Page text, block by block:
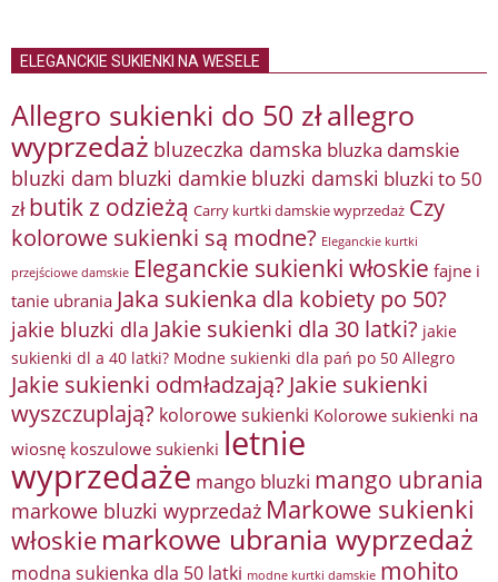
ELEGANCKIE SUKIENKI NA WESELE
Allegro sukienki do 50 złallegro
wyprzedaż bluzeczka damska bluzka damskie
bluzki dam bluzki damkie bluzki damski bluzki to 50
zł butik z odzieżą Carry kurtki damskie wyprzedaż Czy
kolorowe sukienki są modne? Eleganckie kurtki
przejściowe damskie Eleganckie sukienki włoskie fajne i
tanie ubrania Jaka sukienka dla kobiety po 50?
jakie bluzki dla Jakie sukienki dla 30 latki? jakie
sukienki dl a 40 latki? Modne sukienki dla pań po 50 Allegro
Jakie sukienki odmładzają? Jakie sukienki
wyszczuplają? kolorowe sukienki Kolorowe sukienki na
wiosnę koszulowe sukienki letnie
wyprzedaże mango bluzki mango ubrania
markowe bluzki wyprzedaż Markowe sukienki
włoskie markowe ubrania wyprzedaż
modna sukienka dla 50 latki modne kurtki damskie mohito